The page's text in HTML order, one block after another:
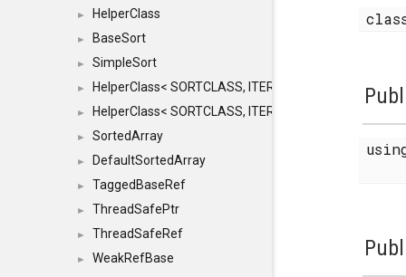
► HelperClass
► BaseSort
► SimpleSort
► HelperClass< SORTCLASS, ITERATOR, CONTENT,
► HelperClass< SORTCLASS, ITERATOR, CONTENT,
► SortedArray
► DefaultSortedArray
► TaggedBaseRef
► ThreadSafePtr
► ThreadSafeRef
►
WeakRefBase